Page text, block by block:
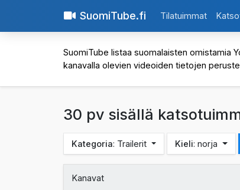
SuomiTube.fi Tilatuimmat
SuomiTube listaa suomalaisten omistamia
kanavalla olevien videoiden tietojen
30 pv sisällä
Kategoria: Trailerit Kieli: norja
Kanavat